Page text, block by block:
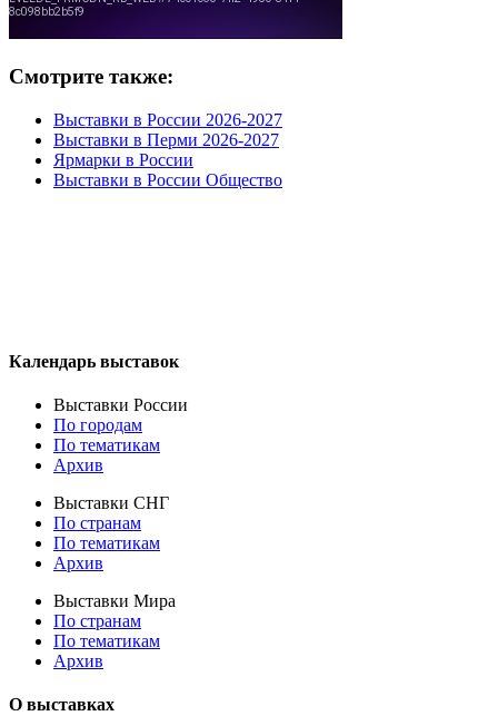
Смотрите также:
Выставки в России 2026-2027
Выставки в Перми 2026-2027
Ярмарки в России
Выставки в России Общество
Календарь выставок
Выставки России
По городам
По тематикам
Архив
Выставки СНГ
По странам
По тематикам
Архив
Выставки Мира
По странам
По тематикам
Архив
О выставках